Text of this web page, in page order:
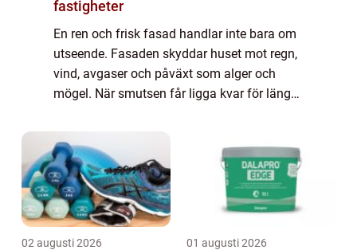
fastigheter
En ren och frisk fasad handlar inte bara om
utseende. Fasaden skyddar huset mot regn,
vind, avgaser och påväxt som alger och
mögel. När smutsen får ligga kvar för länge
underlaget skadas. Med regelbunden
fasadren...
02 augusti 2026 01 augusti 2026